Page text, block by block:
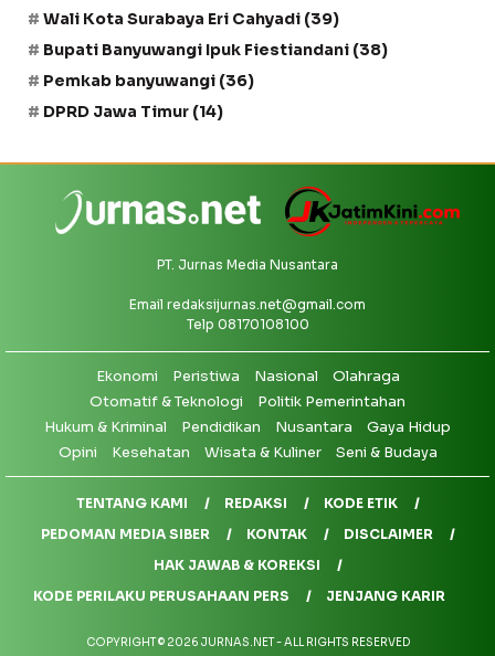
Wali Kota Surabaya Eri Cahyadi (39)
Bupati Banyuwangi Ipuk Fiestiandani (38)
Pemkab banyuwangi (36)
DPRD Jawa Timur (14)
PT. Jurnas Media Nusantara
Email redaksijurnas.net@gmail.com
Telp 08170108100
Ekonomi Peristiwa Nasional
Olahraga
Otomatif & Teknologi
Politik Pemerintahan
Hukum & Kriminal
Pendidikan Nusantara
Gaya Hidup
Opini
Kesehatan Wisata & Kuliner Seni & Budaya
TENTANG KAMI REDAKSI
KODE ETIK
PEDOMAN MEDIA SIBER
KONTAK
DISCLAIMER
HAK JAWAB & KOREKSI
KODE PERILAKU PERUSAHAAN PERS
JENJANG KARIR
COPYRIGHT © 2026 JURNAS.NET - ALL RIGHTS RESERVED